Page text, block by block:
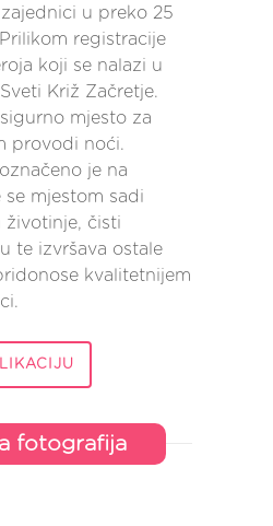
u preko 25
registracije
koji se nalazi u
Križ Začretje.
mjesto za
provodi noći.
je na
se mjestom sadi
životinje, čisti
te izvršava ostale
kvalitetnijem
fotografija